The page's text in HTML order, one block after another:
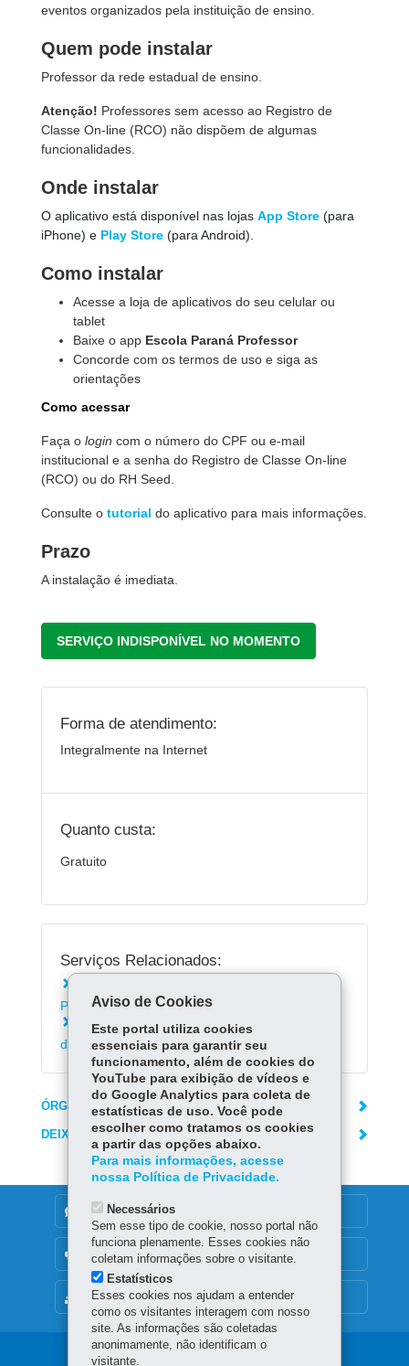
eventos organizados pela instituição de ensino.
Quem pode instalar
Professor da rede estadual de ensino.
Atenção! Professores sem acesso ao Registro de
Classe On-line (RCO) não dispõem de algumas
funcionalidades.
Onde instalar
O aplicativo está disponível nas lojas App Store (para
iPhone) e Play Store (para Android).
Como instalar
Acesse a loja de aplicativos do seu celular ou
tablet
Baixe o app Escola Paraná Professor
Concorde com os termos de uso e siga as
orientações
Como acessar
Faça o login com o número do CPF ou e-mail
institucional e a senha do Registro de Classe On-line
(RCO) ou do RH Seed.
Consulte o tutorial do aplicativo para mais informações.
Prazo
A instalação é imediata.
SERVIÇO INDISPONÍVEL NO MOMENTO
Forma de atendimento:
Integralmente na Internet
Quanto custa:
Gratuito
Serviços Relacionados:
Pais
Acessar Registro de Classe On-line da Rede
de Ensino (RCO)
ÓRGÃO RESPONSÁVEL
DEIXE SUA OPINIÃO
MAPA DO SITE
DENUNCIE CORRUPÇÃO
OUVIDORIA
Aviso de Cookies
Este portal utiliza cookies
essenciais para garantir seu
funcionamento, além de cookies do
YouTube para exibição de vídeos e
do Google Analytics para coleta de
estatísticas de uso. Você pode
escolher como tratamos os cookies
a partir das opções abaixo.
Para mais informações, acesse
nossa Política de Privacidade.
Necessários
Sem esse tipo de cookie, nosso portal não
funciona plenamente. Esses cookies não
coletam informações sobre o visitante.
Estatísticos
Esses cookies nos ajudam a entender
como os visitantes interagem com nosso
site. As informações são coletadas
anonimamente, não identificam o
visitante.